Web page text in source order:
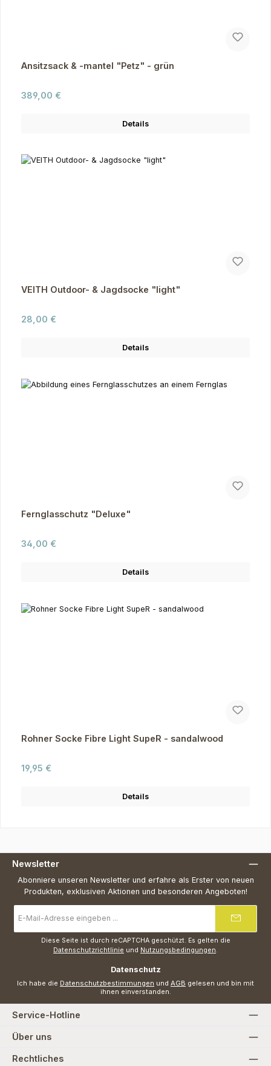
Ansitzsack & -mantel "Petz" - grün
Regulärer Preis:
389,00 €
Details
VEITH Outdoor- & Jagdsocke "light"
Regulärer Preis:
28,00 €
Details
Fernglasschutz "Deluxe"
Regulärer Preis:
34,00 €
Details
Rohner Socke Fibre Light SupeR - sandalwood
Regulärer Preis:
19,95 €
Details
Newsletter
Abonniere unseren Newsletter und erfahre als Erster von neuen
Produkten, exklusiven Aktionen und besonderen Angeboten!
Mail-
Adresse
Diese Seite ist durch reCAPTCHA geschützt. Es gelten die
Datenschutzrichtlinie und Nutzungsbedingungen.
Datenschutz
Ich habe die Datenschutzbestimmungen und AGB gelesen und bin mit
ihnen einverstanden.
Service-Hotline
Über uns
Rechtliches